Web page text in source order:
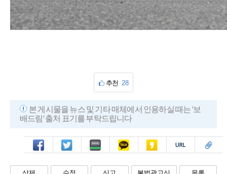
추천 28
본 게시물을 뉴스 및 기타 매체에서 인용하실 때는 '보
배드림' 출처 표기를 부탁드립니다
페북 트윗 밴드 카톡 카스 복사 스크랩